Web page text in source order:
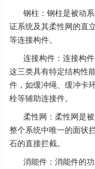
钢柱：钢柱是被动
证系统及其柔性网的直
等连接构件。
连接构件：连接构
这三类具有特定结构性
件，如缓冲绳、缓冲卡
栓等辅助连接件。
柔性网：柔性网是
整个系统中唯一的面状
石的直接拦截。
消能件：消能件的